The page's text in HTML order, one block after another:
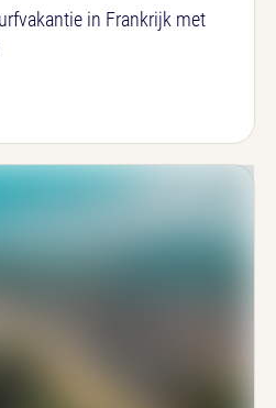
in Frankrijk met